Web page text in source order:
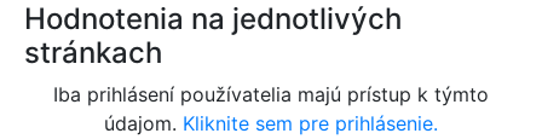
Hodnotenia na jednotlivých
stránkach
Iba prihlásení používatelia majú prístup k týmto
údajom. Kliknite sem pre prihlásenie.